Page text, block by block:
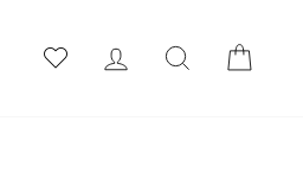
EINLOGGEN
SUCHE